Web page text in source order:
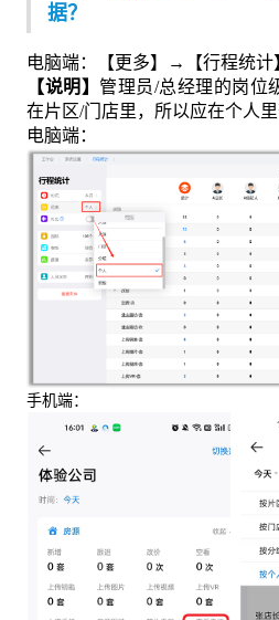
据？
电脑端：【更多】→【行程统
【说明】 管理员/总经理的岗位
在片区/门店里，所以应在个人里
电脑端：
手机端：